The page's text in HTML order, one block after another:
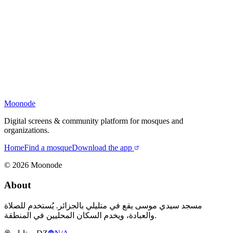
Moonode
Digital screens & community platform for mosques and
organizations.
HomeFind a mosqueDownload the app
© 2026 Moonode
About
مسجد سيدي موسى يقع في متليلي بالجزائر. يُستخدم للصلاة
والعبادة، ويخدم السكان المحليين في المنطقة.